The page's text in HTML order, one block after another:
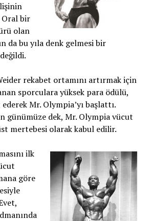
Oral bir
olan
da bu yıla denk gelmesi bir
rekabet ortamını artırmak için
sporculara yüksek para ödülü,
Mr. Olympia’yı başlattı.
günümüze dek, Mr. Olympia vücut
mertebesi olarak kabul edilir.
ilk
göre